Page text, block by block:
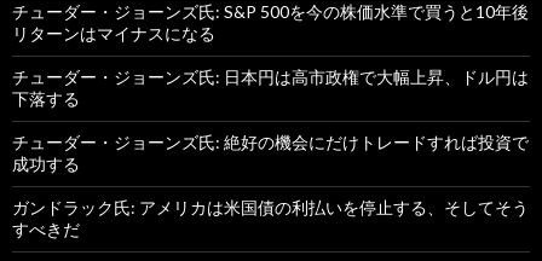
チューダー・ジョーンズ氏: S&P 500を今の株価水準で買うと10年後
リターンはマイナスになる
チューダー・ジョーンズ氏: 日本円は高市政権で大幅上昇、ドル円は
下落する
チューダー・ジョーンズ氏: 絶好の機会にだけトレードすれば投資で
成功する
ガンドラック氏: アメリカは米国債の利払いを停止する、そしてそう
すべきだ